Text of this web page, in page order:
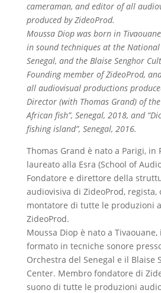
cameraman, and editor of all
produced by ZideoProd.
Moussa Diop was born in
in sound techniques at the
Senegal, and the Blaise Senghor
Founding member of ZideoProd,
all audiovisual productions
Director (with Thomas Grand) of
African fish”, Senegal, 2018, and
fishing island”, Senegal, 2016.
Thomas Grand è nato a Parigi, in
laureato alla Esra (School of
Fondatore e direttore della
audiovisiva di ZideoProd, regista,
montatore di tutte le produzioni
ZideoProd.
Moussa Diop è nato a Tivaouane,
formato in tecniche sonore
Orchestra del Senegal e il Blaise
Center. Membro fondatore di
suono di tutte le produzioni